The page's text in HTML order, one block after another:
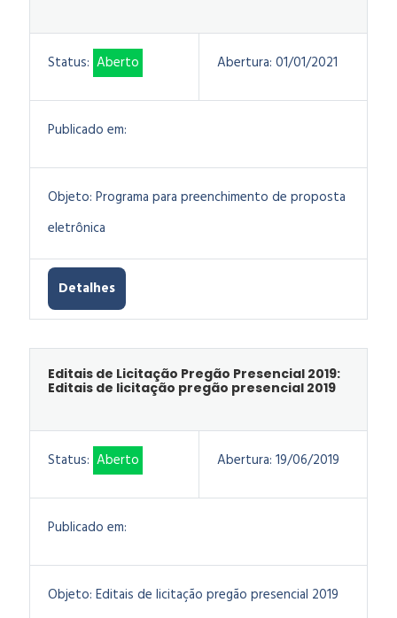
Status: Aberto Abertura: 01/01/2021
Publicado em:
Objeto: Programa para preenchimento de proposta
eletrônica
Detalhes
Editais de Licitação Pregão Presencial 2019:
Editais de licitação pregão presencial 2019
Status: Aberto Abertura: 19/06/2019
Publicado em:
Objeto: Editais de licitação pregão presencial 2019